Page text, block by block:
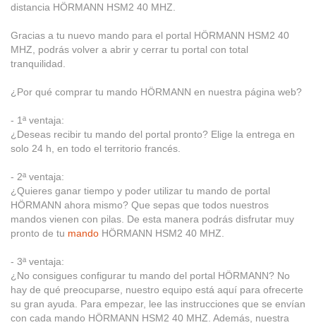
distancia HÖRMANN HSM2 40 MHZ.
Gracias a tu nuevo mando para el portal HÖRMANN HSM2 40
MHZ, podrás volver a abrir y cerrar tu portal con total
tranquilidad.
¿Por qué comprar tu mando HÖRMANN en nuestra página web?
- 1ª ventaja:
¿Deseas recibir tu mando del portal pronto? Elige la entrega en
solo 24 h, en todo el territorio francés.
- 2ª ventaja:
¿Quieres ganar tiempo y poder utilizar tu mando de portal
HÖRMANN ahora mismo? Que sepas que todos nuestros
mandos vienen con pilas. De esta manera podrás disfrutar muy
pronto de tu mando HÖRMANN HSM2 40 MHZ.
- 3ª ventaja:
¿No consigues configurar tu mando del portal HÖRMANN? No
hay de qué preocuparse, nuestro equipo está aquí para ofrecerte
su gran ayuda. Para empezar, lee las instrucciones que se envían
con cada mando HÖRMANN HSM2 40 MHZ. Además, nuestra